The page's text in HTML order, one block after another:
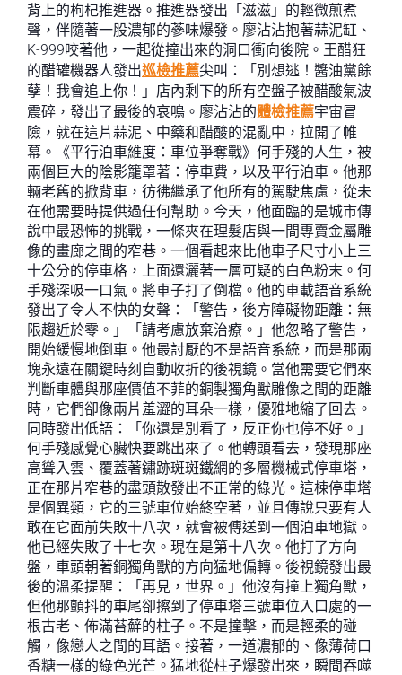
背上的枸杞推進器。推進器發出「滋滋」的輕微煎煮
聲，伴隨著一股濃郁的蔘味爆發。廖沾沾抱著蒜泥缸、
K-999咬著他，一起從撞出來的洞口衝向後院。王醋狂
的醋罐機器人發出巡檢推薦尖叫：「別想逃！醬油黨餘
孽！我會追上你！」店內剩下的所有空盤子被醋酸氣波
震碎，發出了最後的哀鳴。廖沾沾的體檢推薦宇宙冒
險，就在這片蒜泥、中藥和醋酸的混亂中，拉開了帷
幕。《平行泊車維度：車位爭奪戰》何手殘的人生，被
兩個巨大的陰影籠罩著：停車費，以及平行泊車。他那
輛老舊的掀背車，彷彿繼承了他所有的駕駛焦慮，從未
在他需要時提供過任何幫助。今天，他面臨的是城市傳
說中最恐怖的挑戰，一條夾在理髮店與一間專賣金屬雕
像的畫廊之間的窄巷。一個看起來比他車子尺寸小上三
十公分的停車格，上面還灑著一層可疑的白色粉末。何
手殘深吸一口氣。將車子打了倒檔。他的車載語音系統
發出了令人不快的女聲：「警告，後方障礙物距離：無
限趨近於零。」「請考慮放棄治療。」他忽略了警告，
開始緩慢地倒車。他最討厭的不是語音系統，而是那兩
塊永遠在關鍵時刻自動收折的後視鏡。當他需要它們來
判斷車體與那座價值不菲的銅製獨角獸雕像之間的距離
時，它們卻像兩片羞澀的耳朵一樣，優雅地縮了回去。
同時發出低語：「你還是別看了，反正你也停不好。」
何手殘感覺心臟快要跳出來了。他轉頭看去，發現那座
高聳入雲、覆蓋著鏽跡斑斑鐵網的多層機械式停車塔，
正在那片窄巷的盡頭散發出不正常的綠光。這棟停車塔
是個異類，它的三號車位始終空著，並且傳說只要有人
敢在它面前失敗十八次，就會被傳送到一個泊車地獄。
他已經失敗了十七次。現在是第十八次。他打了方向
盤，車頭朝著銅獨角獸的方向猛地偏轉。後視鏡發出最
後的溫柔提醒：「再見，世界。」他沒有撞上獨角獸，
但他那顫抖的車尾卻擦到了停車塔三號車位入口處的一
根古老、佈滿苔蘚的柱子。不是撞擊，而是輕柔的碰
觸，像戀人之間的耳語。接著，一道濃郁的、像薄荷口
香糖一樣的綠色光芒。猛地從柱子爆發出來，瞬間吞噬